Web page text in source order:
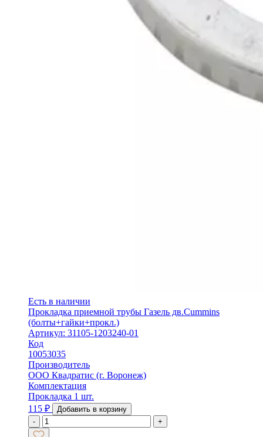
Есть в наличии
Прокладка приемной трубы Газель дв.Cummins
(болты+гайки+прокл.)
Артикул: 31105-1203240-01
Код
10053035
Производитель
ООО Квадратис (г. Воронеж)
Комплектация
Прокладка 1 шт.
115 ₽
Добавить в корзину
-
+